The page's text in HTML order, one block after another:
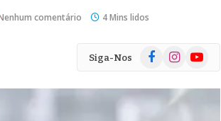
comentário 4 Mins lidos
Siga-Nos FacebookInstagramYouTube